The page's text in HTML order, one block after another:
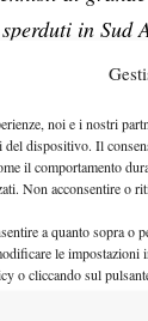
noi e i nostri
del dispositivo. Il
il comportamento
Non acconsentire o
a quanto sopra o
le
o cliccando sul
in Sud
di più a
salgono le
Futures e
Come
dopo il
Vercelli?
“Schoorel